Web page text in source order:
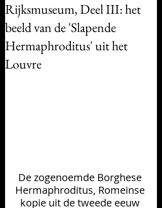
Rijksmuseum, Deel III: het
beeld van de 'Slapende
Hermaphroditus' uit het
Louvre
De zogenoemde Borghese
Hermaphroditus, Romeinse
kopie uit de tweede eeuw